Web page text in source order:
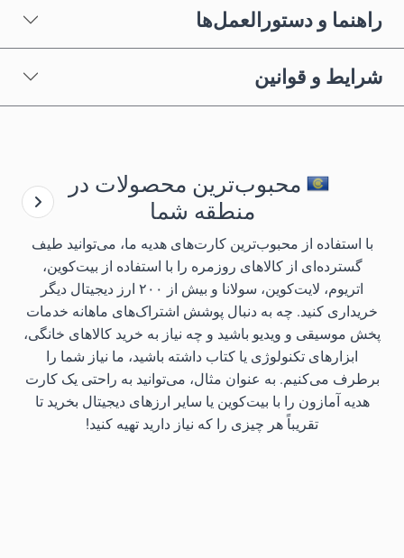
راهنما و دستورالعمل‌ها
شرایط و قوانین
محبوب‌ترین محصولات در
منطقه شما
با استفاده از محبوب‌ترین کارت‌های هدیه ما، می‌توانید طیف
گسترده‌ای از کالاهای روزمره را با استفاده از بیت‌کوین،
اتریوم، لایت‌کوین، سولانا و بیش از ۲۰۰ ارز دیجیتال دیگر
خریداری کنید. چه به دنبال پوشش اشتراک‌های ماهانه خدمات
پخش موسیقی و ویدیو باشید و چه نیاز به خرید کالاهای خانگی،
ابزارهای تکنولوژی یا کتاب داشته باشید، ما نیاز شما را
برطرف می‌کنیم. به عنوان مثال، می‌توانید به راحتی یک کارت
هدیه آمازون را با بیت‌کوین یا سایر ارزهای دیجیتال بخرید تا
تقریباً هر چیزی را که نیاز دارید تهیه کنید!